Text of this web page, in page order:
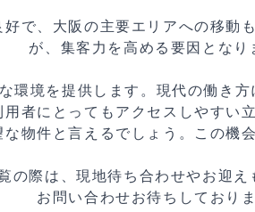
で、大阪の主要エリアへの移動
が、集客力を高める要因となり
環境を提供します。現代の働き
者にとってもアクセスしやすい
物件と言えるでしょう。この機
の際は、現地待ち合わせやお迎え
お問い合わせお待ちしておりま